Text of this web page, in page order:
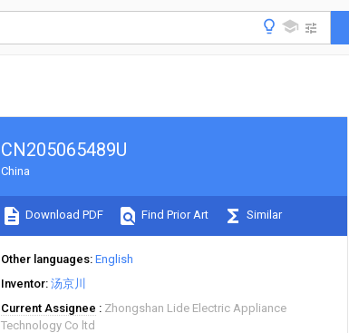
CN205065489U
China
Download PDF Find Prior Art Similar
Other languages English
Inventor 汤京川
Current Assignee
Zhongshan Lide Electric Appliance
Technology Co ltd